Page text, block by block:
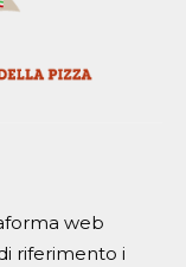
web
riferimento i